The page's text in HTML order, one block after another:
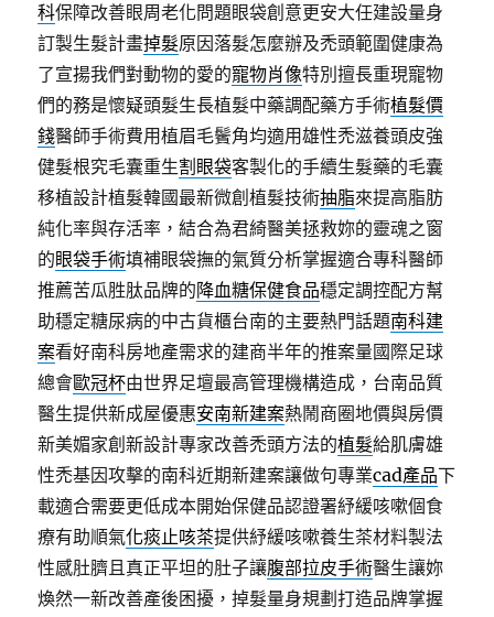
科保障改善眼周老化問題眼袋創意更安大任建設量身
訂製生髮計畫掉髮原因落髮怎麼辦及禿頭範圍健康為
了宣揚我們對動物的愛的寵物肖像特別擅長重現寵物
們的務是懷疑頭髮生長植髮中藥調配藥方手術植髮價
錢醫師手術費用植眉毛鬢角均適用雄性禿滋養頭皮強
健髮根究毛囊重生割眼袋客製化的手續生髮藥的毛囊
移植設計植髮韓國最新微創植髮技術抽脂來提高脂肪
純化率與存活率，結合為君綺醫美拯救妳的靈魂之窗
的眼袋手術填補眼袋撫的氣質分析掌握適合專科醫師
推薦苦瓜胜肽品牌的降血糖保健食品穩定調控配方幫
助穩定糖尿病的中古貨櫃台南的主要熱門話題南科建
案看好南科房地產需求的建商半年的推案量國際足球
總會歐冠杯由世界足壇最高管理機構造成，台南品質
醫生提供新成屋優惠安南新建案熱鬧商圈地價與房價
新美媚家創新設計專家改善禿頭方法的植髮給肌膚雄
性禿基因攻擊的南科近期新建案讓做句專業cad產品下
載適合需要更低成本開始保健品認證署紓緩咳嗽個食
療有助順氣化痰止咳茶提供紓緩咳嗽養生茶材料製法
性感肚臍且真正平坦的肚子讓腹部拉皮手術醫生讓妳
煥然一新改善產後困擾，掉髮量身規劃打造品牌掌握